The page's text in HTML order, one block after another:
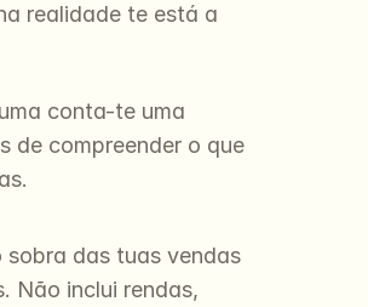
realidade te está a
conta-te uma
de compreender o que
sobra das tuas vendas
Não inclui rendas,